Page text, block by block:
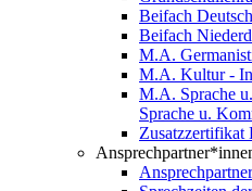
Beifach
Beifach
M.A.
M.A. Kultur -
M.A. Sprache
Sprache u.
Zusatzzertifikat